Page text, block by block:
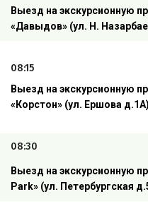
Выезд на экскурсионную
«Давыдов» (ул. Н.
08:15
Выезд на экскурсионную
«Корстон» (ул. Ершова д.1А)
08:30
Выезд на экскурсионную
Park» (ул. Петербургская